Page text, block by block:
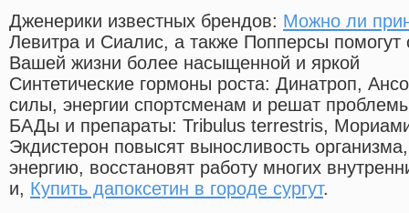
Дженерики известных брендов: Можно ли
Левитра и Сиалис, а также Попперсы помогут
Вашей жизни более насыщенной и яркой
Синтетические гормоны роста: Динатроп,
силы, энергии спортсменам и решат
БАДы и препараты: Tribulus terrestris,
Экдистерон повысят выносливость
энергию, восстановят работу многих
и, Купить дапоксетин в городе сургут.